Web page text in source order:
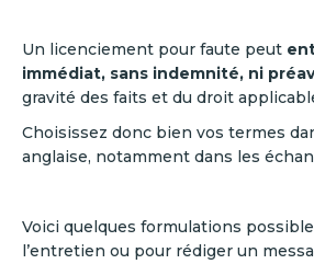
Un licenciement pour faute peut
immédiat, sans indemnité, ni
gravité des faits et du droit
Choisissez donc bien vos termes
anglaise, notamment dans les
Voici quelques formulations
l’entretien ou pour rédiger un